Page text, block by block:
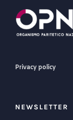
Privacy policy
NEWSLETTER